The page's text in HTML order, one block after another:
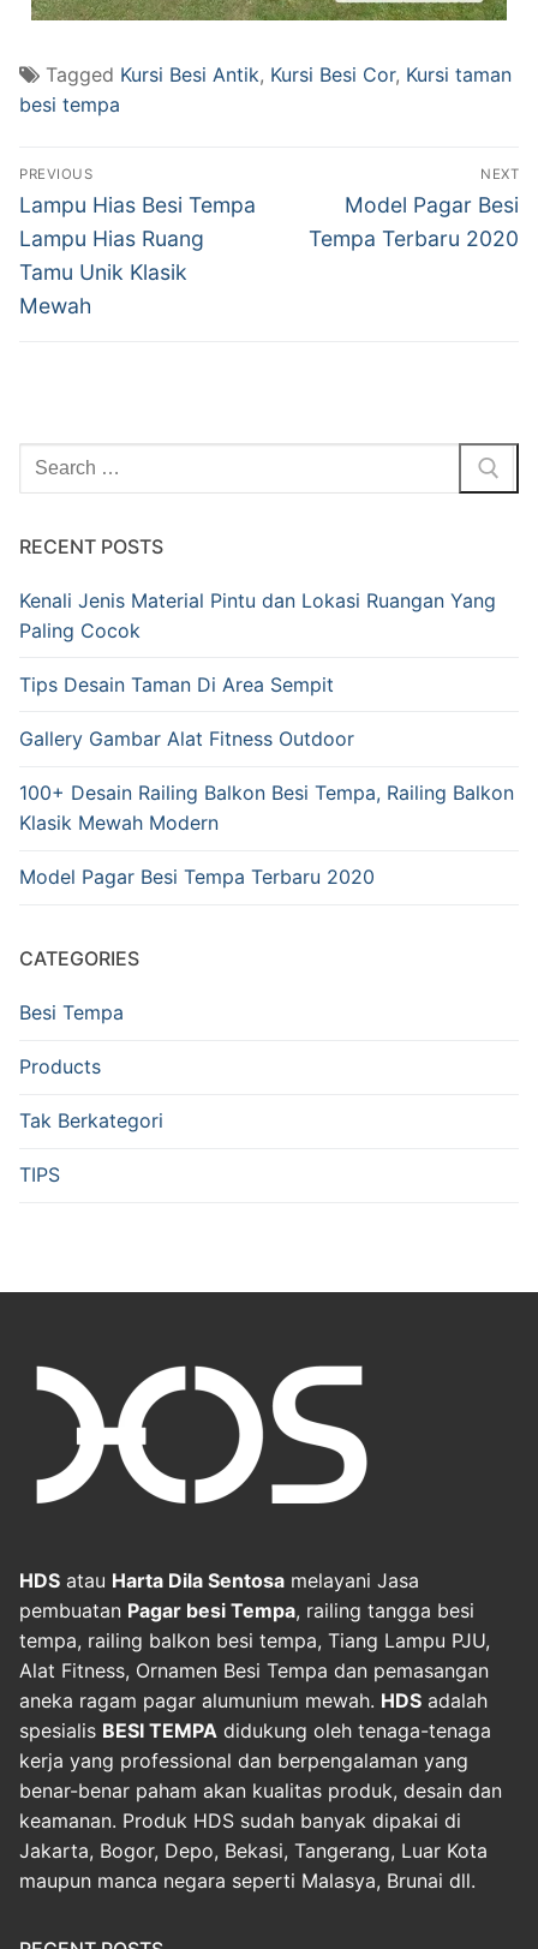
Tagged Kursi Besi Antik, Kursi Besi Cor, Kursi taman
besi tempa
PREVIOUS
Lampu Hias Besi Tempa
Lampu Hias Ruang
Tamu Unik Klasik
Mewah
NEXT
Model Pagar Besi
Tempa Terbaru 2020
RECENT POSTS
Kenali Jenis Material Pintu dan Lokasi Ruangan Yang
Paling Cocok
Tips Desain Taman Di Area Sempit
Gallery Gambar Alat Fitness Outdoor
100+ Desain Railing Balkon Besi Tempa, Railing Balkon
Klasik Mewah Modern
Model Pagar Besi Tempa Terbaru 2020
CATEGORIES
Besi Tempa
Products
Tak Berkategori
TIPS
HDS atau Harta Dila Sentosa melayani Jasa
pembuatan Pagar besi Tempa, railing tangga besi
tempa, railing balkon besi tempa, Tiang Lampu PJU,
Alat Fitness, Ornamen Besi Tempa dan pemasangan
aneka ragam pagar alumunium mewah. HDS adalah
spesialis BESI TEMPA didukung oleh tenaga-tenaga
kerja yang professional dan berpengalaman yang
benar-benar paham akan kualitas produk, desain dan
keamanan. Produk HDS sudah banyak dipakai di
Jakarta, Bogor, Depo, Bekasi, Tangerang, Luar Kota
maupun manca negara seperti Malasya, Brunai dll.